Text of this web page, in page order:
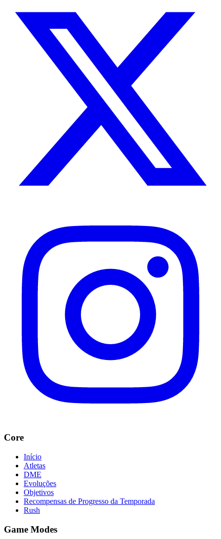
Core
Início
Atletas
DME
Evoluções
Objetivos
Recompensas de Progresso da Temporada
Rush
Game Modes